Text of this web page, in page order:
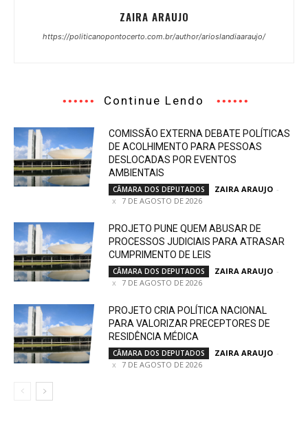
ZAIRA ARAUJO
https://politicanopontocerto.com.br/author/arioslandiaaraujo/
Continue Lendo
COMISSÃO EXTERNA DEBATE POLÍTICAS
DE ACOLHIMENTO PARA PESSOAS
DESLOCADAS POR EVENTOS
AMBIENTAIS
CÂMARA DOS DEPUTADOS ZAIRA ARAUJO -
7 DE AGOSTO DE 2026
PROJETO PUNE QUEM ABUSAR DE
PROCESSOS JUDICIAIS PARA ATRASAR
CUMPRIMENTO DE LEIS
CÂMARA DOS DEPUTADOS ZAIRA ARAUJO -
7 DE AGOSTO DE 2026
PROJETO CRIA POLÍTICA NACIONAL
PARA VALORIZAR PRECEPTORES DE
RESIDÊNCIA MÉDICA
CÂMARA DOS DEPUTADOS ZAIRA ARAUJO -
7 DE AGOSTO DE 2026